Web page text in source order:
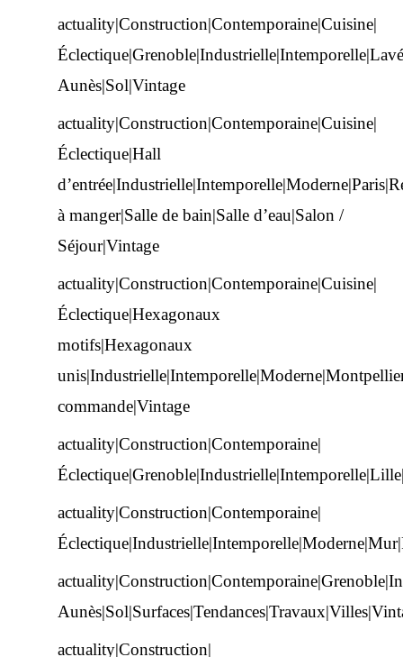
actuality|Construction|Contemporaine|Cuisine|
Aunès|Sol|Vintage
actuality|Construction|Contemporaine|Cuisine|
Éclectique|Hall
à manger|Salle de bain|Salle d’eau|Salon /
Séjour|Vintage
actuality|Construction|Contemporaine|Cuisine|
Éclectique|Hexagonaux
motifs|Hexagonaux
commande|Vintage
actuality|Construction|Contemporaine|
actuality|Construction|Contemporaine|
actuality|Construction|